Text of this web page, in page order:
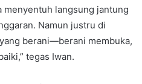
menyentuh langsung jantung
Namun justru di
berani—berani membuka,
tegas Iwan.